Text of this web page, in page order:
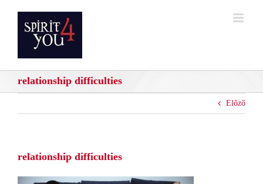
relationship difficulties
Előző
relationship difficulties